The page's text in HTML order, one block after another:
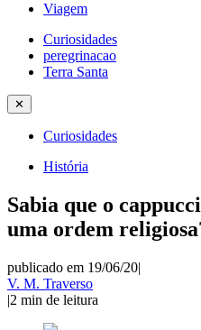
Viagem
Curiosidades
peregrinacao
Terra Santa
✕
Curiosidades
História
Sabia que o
uma ordem
publicado em 19/06/20|
V. M. Traverso
|2 min de leitura